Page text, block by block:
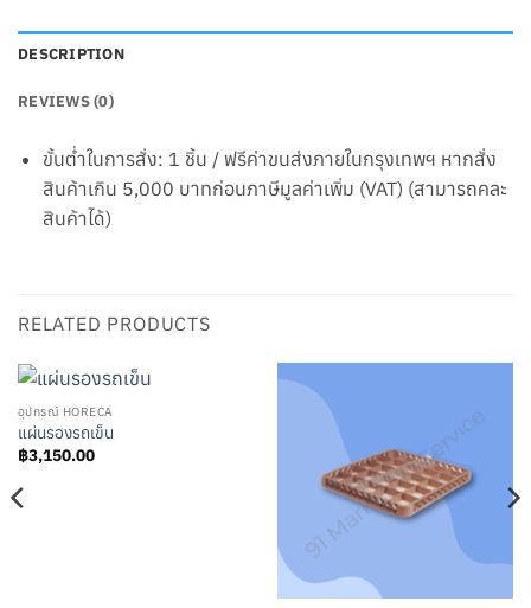
DESCRIPTION
REVIEWS (0)
ขั้นต่ำในการสั่ง: 1 ชิ้น / ฟรีค่าขนส่งภายในกรุงเทพฯ หากสั่ง
สินค้าเกิน 5,000 บาทก่อนภาษีมูลค่าเพิ่ม (VAT) (สามารถคละ
สินค้าได้)
RELATED PRODUCTS
อุปกรณ์ HORECA
แผ่นรองรถเข็น
฿3,150.00